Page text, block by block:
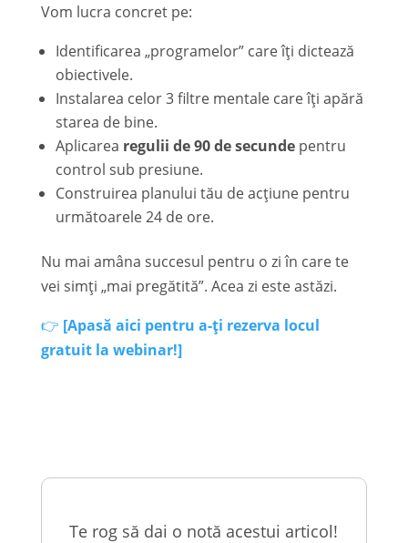
Vom lucra concret pe:
Identificarea „programelor” care îți dictează
obiectivele.
Instalarea celor 3 filtre mentale care îți apără
starea de bine.
Aplicarea regulii de 90 de secundepentru
control sub presiune.
Construirea planului tău de acțiune pentru
următoarele 24 de ore.
Nu mai amâna succesul pentru o zi în care te
vei simți „mai pregătită”. Acea zi este astăzi.
👉 [Apasă aici pentru a-ți rezerva locul
gratuit la webinar!]
Te rog să dai o notă acestui articol!